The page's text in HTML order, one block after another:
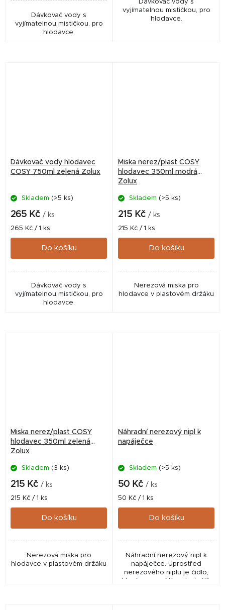
Dávkovač vody s
vyjímatelnou mističkou, pro
hlodavce.
Dávkovač vody s
vyjímatelnou mističkou, pro
hlodavce.
Dávkovač vody hlodavec
COSY 750ml zelená Zolux
Skladem (>5 ks)
265 Kč / ks
Měrná
cena:
265 Kč / 1 ks
Do košíku
Dávkovač vody s
vyjímatelnou mističkou, pro
hlodavce.
Miska nerez/plast COSY
hlodavec 350ml modrá
Zolux
Skladem (>5 ks)
215 Kč / ks
Měrná
cena:
215 Kč / 1 ks
Do košíku
Nerezová miska pro
hlodavce v plastovém držáku
Miska nerez/plast COSY
hlodavec 350ml zelená
Zolux
Skladem (3 ks)
215 Kč / ks
Měrná
cena:
215 Kč / 1 ks
Do košíku
Nerezová miska pro
hlodavce v plastovém držáku
Náhradní nerezový nipl k
napáječce
Skladem (>5 ks)
50 Kč / ks
Měrná
cena:
50 Kč / 1 ks
Do košíku
Náhradní nerezový nipl k
napáječce. Uprostřed
nerezového niplu je čidlo,
které propouští vodu, králík